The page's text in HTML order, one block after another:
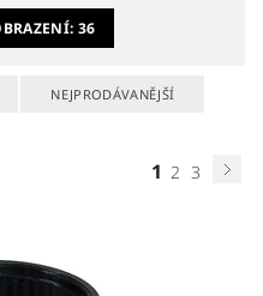
36
NEJPRODÁVANĚJŠÍ
1 2 3